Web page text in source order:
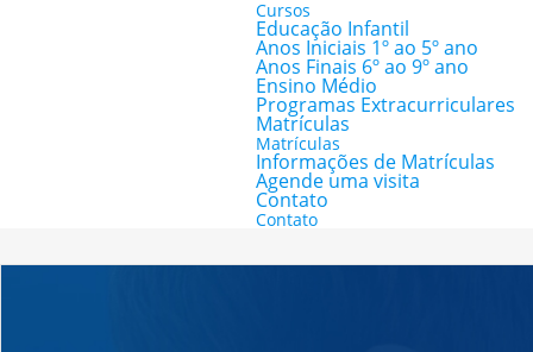
Cursos
Educação Infantil
Anos Iniciais 1º ao 5º ano
Anos Finais 6º ao 9º ano
Ensino Médio
Programas Extracurriculares
Matrículas
Matrículas
Informações de Matrículas
Agende uma visita
Contato
Contato